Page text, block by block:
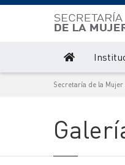
Secretaría de la Mujer